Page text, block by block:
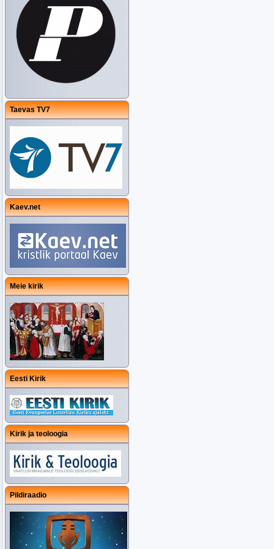
Taevas TV7
Kaev.net
Meie kirik
Eesti Kirik
Kirik ja teoloogia
Pildiraadio